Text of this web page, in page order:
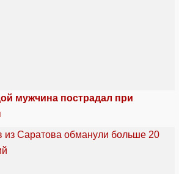
мужчина пострадал при